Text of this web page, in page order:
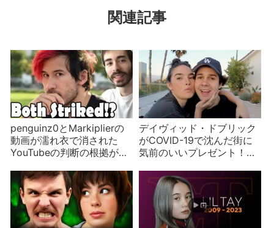
関連記事
penguinz0とMarkiplierの
動画が濡れ衣で消された
YouTubeの判断の根拠が不
デイヴィッド・ドブリック
がCOVID-19で沈んだ街に
気前のいいプレゼント！総